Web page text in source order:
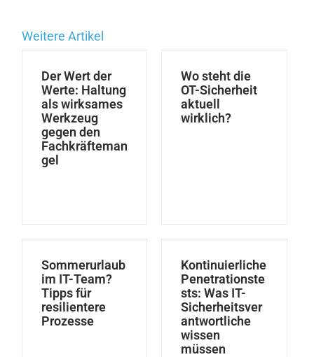
Weitere Artikel
Der Wert der
Werte: Haltung
als wirksames
Werkzeug
gegen den
Fachkräfteman
gel
Wo steht die
OT-Sicherheit
aktuell
wirklich?
Sommerurlaub
im IT-Team?
Tipps für
resilientere
Prozesse
Kontinuierliche
Penetrationste
sts: Was IT-
Sicherheitsver
antwortliche
wissen
müssen